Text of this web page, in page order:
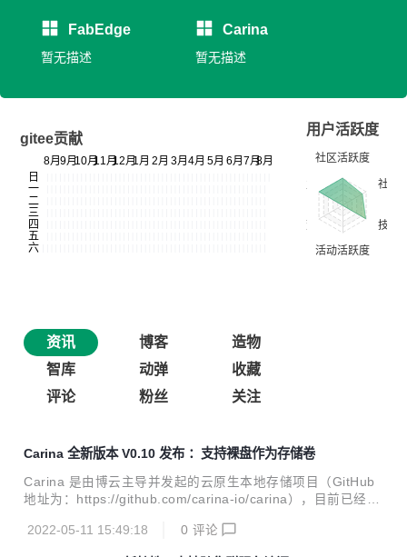
FabEdge
暂无描述
Carina
暂无描述
gitee贡献
用户活跃度
资讯 博客
造物
智库
动弹
收藏
评论
粉丝 关注
Carina 全新版本 V0.10 发布 ：支持裸盘作为存储卷
Carina 是由博云主导并发起的云原生本地存储项目（GitHub
地址为：https://github.com/carina-io/carina），目前已经进
提供高性能、免运维的本地存储解决方案，具体存储卷生命周
2022-05-11 15:49:18 0 评论